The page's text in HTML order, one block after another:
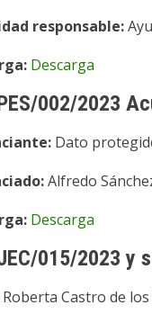
responsable:
Descarga
002/2023
Dato
Alfredo
Descarga
015/2023 y
Roberta Castro de